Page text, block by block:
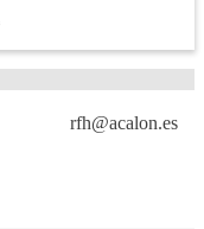
rfh@acalon.es